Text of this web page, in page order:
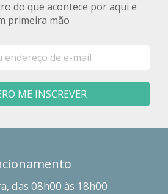
do que acontece por aqui e
primeira mão
ME INSCREVER
das 08h00 às 18h00